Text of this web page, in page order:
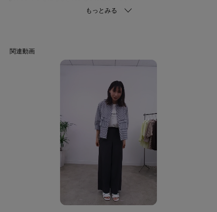
強撚糸を使用しキュプラ本来の光沢感を抑え、深みのある発色と微光沢性を
ナイロン糸を加えた事でシボ感とさらりとした風合いがあります。
着心地にこだわり、ストレッチ性があります。
・裏地：オフホワイト（003） ライトグレー（011） ライトイエロー（030）
・裏地（ひざ丈）：ベージュ（052）のみ